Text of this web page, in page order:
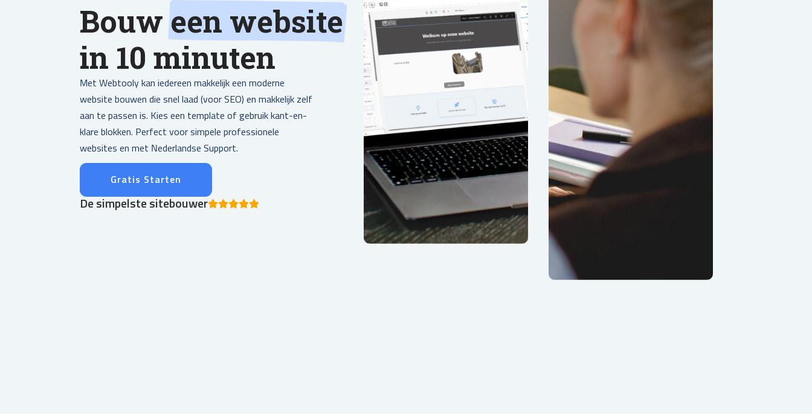
Bouw een website
in 10 minuten
Met Webtooly kan iedereen makkelijk een moderne
website bouwen die snel laad (voor SEO) en makkelijk zelf
aan te passen is. Kies een template of gebruik kant-en-
klare blokken. Perfect voor simpele professionele
websites en met Nederlandse Support.
Gratis Starten
De simpelste sitebouwer